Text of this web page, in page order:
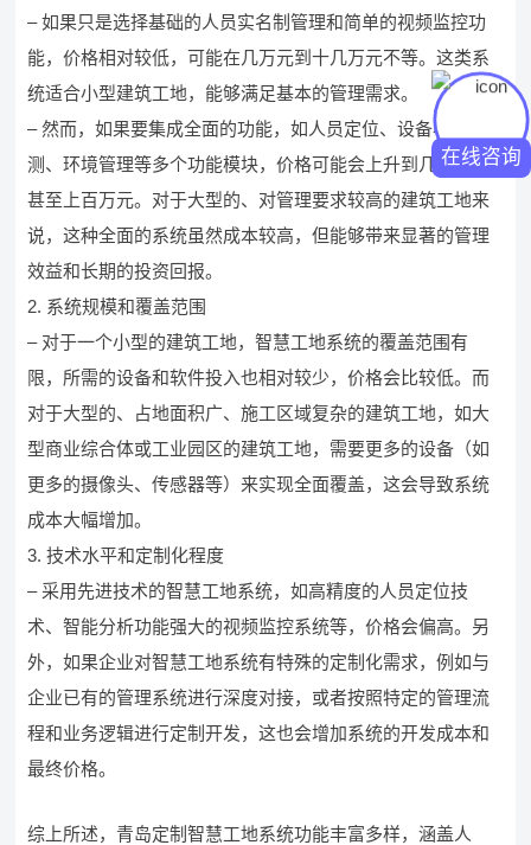
– 如果只是选择基础的人员实名制管理和简单的视频监控功
能，价格相对较低，可能在几万元到十几万元不等。这类系
统适合小型建筑工地，能够满足基本的管理需求。
– 然而，如果要集成全面的功能，如人员定位、设备状态监
测、环境管理等多个功能模块，价格可能会上升到几十万元
甚至上百万元。对于大型的、对管理要求较高的建筑工地来
说，这种全面的系统虽然成本较高，但能够带来显著的管理
效益和长期的投资回报。
2. 系统规模和覆盖范围
– 对于一个小型的建筑工地，智慧工地系统的覆盖范围有
限，所需的设备和软件投入也相对较少，价格会比较低。而
对于大型的、占地面积广、施工区域复杂的建筑工地，如大
型商业综合体或工业园区的建筑工地，需要更多的设备（如
更多的摄像头、传感器等）来实现全面覆盖，这会导致系统
成本大幅增加。
3. 技术水平和定制化程度
– 采用先进技术的智慧工地系统，如高精度的人员定位技
术、智能分析功能强大的视频监控系统等，价格会偏高。另
外，如果企业对智慧工地系统有特殊的定制化需求，例如与
企业已有的管理系统进行深度对接，或者按照特定的管理流
程和业务逻辑进行定制开发，这也会增加系统的开发成本和
最终价格。
综上所述，青岛定制智慧工地系统功能丰富多样，涵盖人
在线咨询